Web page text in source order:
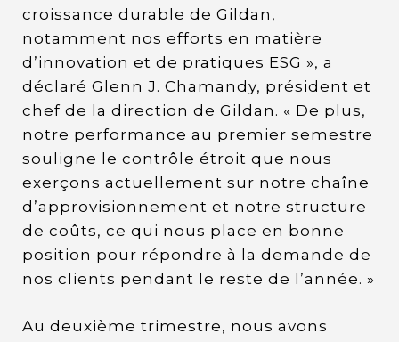
croissance durable de Gildan,
notamment nos efforts en matière
d’innovation et de pratiques ESG », a
déclaré Glenn J. Chamandy, président et
chef de la direction de Gildan. « De plus,
notre performance au premier semestre
souligne le contrôle étroit que nous
exerçons actuellement sur notre chaîne
d’approvisionnement et notre structure
de coûts, ce qui nous place en bonne
position pour répondre à la demande de
nos clients pendant le reste de l’année. »
Au deuxième trimestre, nous avons